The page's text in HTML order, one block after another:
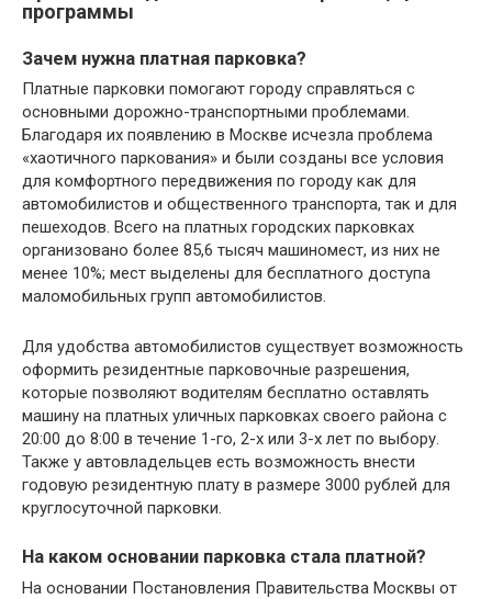
программы
Зачем нужна платная парковка?
Платные парковки помогают городу справляться с
основными дорожно-транспортными проблемами.
Благодаря их появлению в Москве исчезла проблема
«хаотичного паркования» и были созданы все условия
для комфортного передвижения по городу как для
автомобилистов и общественного транспорта, так и для
пешеходов. Всего на платных городских парковках
организовано более 85,6 тысяч машиномест, из них не
менее 10%; мест выделены для бесплатного доступа
маломобильных групп автомобилистов.
Для удобства автомобилистов существует возможность
оформить резидентные парковочные разрешения,
которые позволяют водителям бесплатно оставлять
машину на платных уличных парковках своего района с
20:00 до 8:00 в течение 1-го, 2-х или 3-х лет по выбору.
Также у автовладельцев есть возможность внести
годовую резидентную плату в размере 3000 рублей для
круглосуточной парковки.
На каком основании парковка стала платной?
На основании Постановления Правительства Москвы от